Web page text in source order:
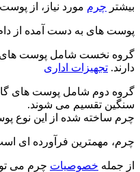
بيشتر چرم مورد نياز، از
پوست های به دست آمده از دام
گروه نخست شامل پوست های
دارند. تجهیزات اداری
گروه دوم شامل پوست های
سنگين تقسيم می شوند.
چرم ساخته شده از اين نوع
چرم، مهمترين فرآورده ای
از جمله خصوصيات چرم می